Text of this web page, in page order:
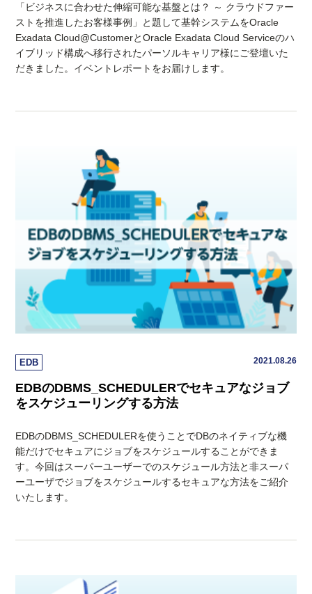
「ビジネスに合わせた伸縮可能な基盤とは？ ～ クラウドファー
ストを推進したお客様事例」と題して基幹システムをOracle
Exadata Cloud@CustomerとOracle Exadata Cloud Serviceのハ
イブリッド構成へ移行されたパーソルキャリア様にご登壇いた
だきました。イベントレポートをお届けします。
EDB 2021.08.26
EDBのDBMS_SCHEDULERでセキュアなジョブ
をスケジューリングする方法
EDBのDBMS_SCHEDULERを使うことでDBのネイティブな機
能だけでセキュアにジョブをスケジュールすることができま
す。今回はスーパーユーザーでのスケジュール方法と非スーパ
ーユーザでジョブをスケジュールするセキュアな方法をご紹介
いたします。